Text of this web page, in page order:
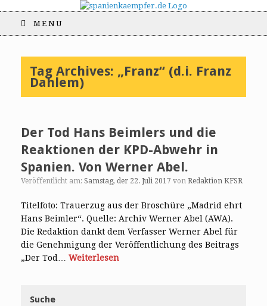
MENU
Tag Archives: „Franz“ (d.i. Franz
Dahlem)
Der Tod Hans Beimlers und die
Reaktionen der KPD-Abwehr in
Spanien. Von Werner Abel.
Veröffentlicht am: Samstag, der 22. Juli 2017 von Redaktion KFSR
Titelfoto: Trauerzug aus der Broschüre „Madrid ehrt
Hans Beimler“. Quelle: Archiv Werner Abel (AWA).
Die Redaktion dankt dem Verfasser Werner Abel für
die Genehmigung der Veröffentlichung des Beitrags
„Der Tod… Weiterlesen
Suche